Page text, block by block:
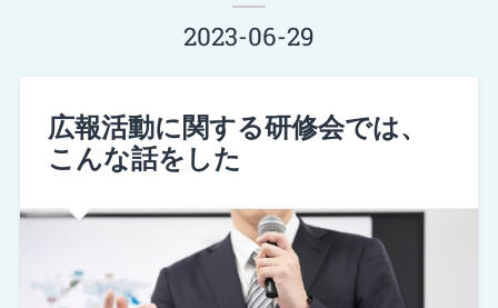
2023-06-29
広報活動に関する研修会では、
こんな話をした